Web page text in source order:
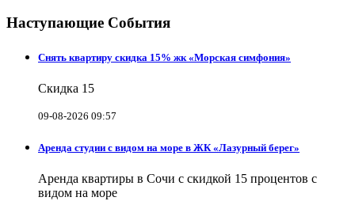
Наступающие События
Снять квартиру скидка 15% жк «Морская симфония»
Скидка 15
09-08-2026 09:57
Аренда студии с видом на море в ЖК «Лазурный берег»
Аренда квартиры в Сочи с скидкой 15 процентов с
видом на море